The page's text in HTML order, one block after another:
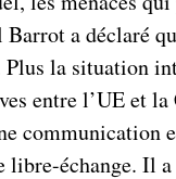
a
la situation
entre l’UE et
échange. Il